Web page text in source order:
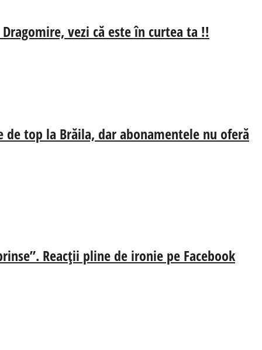
vezi că este în curtea ta !!
de top la Brăila, dar abonamentele nu oferă
Reacții pline de ironie pe Facebook